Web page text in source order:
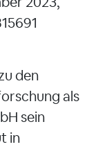
den
als
sein
in